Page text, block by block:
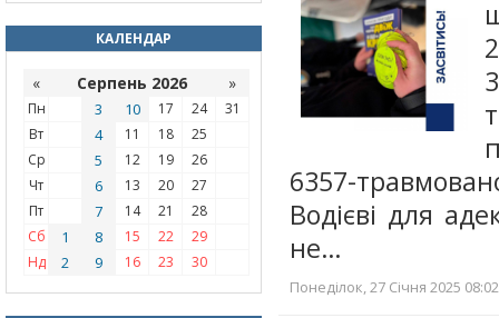
КАЛЕНДАР
« Серпень 2026 »
Пн 3 10 17 24
31
Вт
4 11 18
25
Ср
5 12 19
26
Чт
6 13 20
27
Пт
7 14 21
28
Сб
1 8 15 22
29
Нд
2 9 16 23 30
6357-
Водієві для
не…
Понеділок, 27 Січня 2025